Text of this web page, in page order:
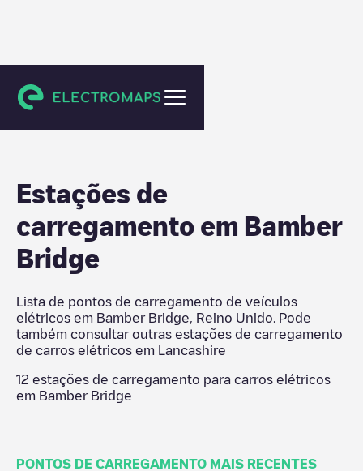
Lancashire
Estações de
carregamento em Bamber
Bridge
Lista de pontos de carregamento de veículos
elétricos em Bamber Bridge Reino Unido . Pode
também consultar outras estações de carregamento
de carros elétricos em
Lancashire
12 estações de carregamento para carros elétricos
em Bamber Bridge
PONTOS DE CARREGAMENTO MAIS RECENTES